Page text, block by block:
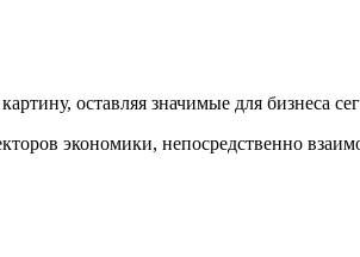
оставляя значимые для бизнеса
экономики, непосредственно